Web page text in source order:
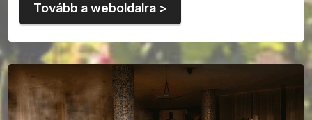
Tovább a weboldalra >